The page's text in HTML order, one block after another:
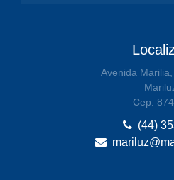
Avenida
Cep:
(44)